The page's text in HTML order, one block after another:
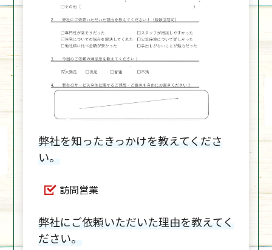
弊社を知ったきっかけを教えてくださ
い。
訪問営業
弊社にご依頼いただいた理由を教えてく
ださい。